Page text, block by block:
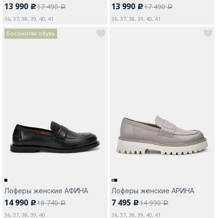
13 990 c17 490a
36, 37, 38, 39, 40, 41
13 990 c17 490a
36, 37, 38, 39, 40, 41
Босоногая обувь
Лоферы женские АФИНА
14 990 c18 740a
36, 37, 38, 39, 40
Лоферы женские АРИНА
7 495 c14 990a
36, 37, 38, 39, 40, 41